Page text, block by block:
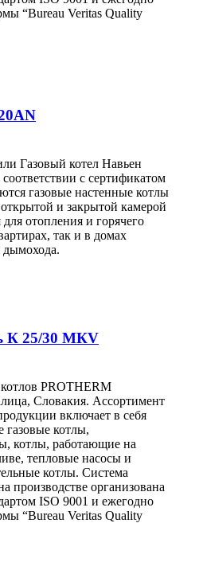
“Bureau Veritas Quality
Газовый котел Навьен
с сертификатом
газовые настенные котлы
и закрытой камерой
отопления и горячего
так и в домах
дымохода.
К 25/30 MКV
PROTHERM
Словакия. Ассортимент
включает в себя
газовые котлы,
котлы, работающие на
тепловые насосы и
котлы. Система
производстве организована
ISO 9001 и ежегодно
“Bureau Veritas Quality